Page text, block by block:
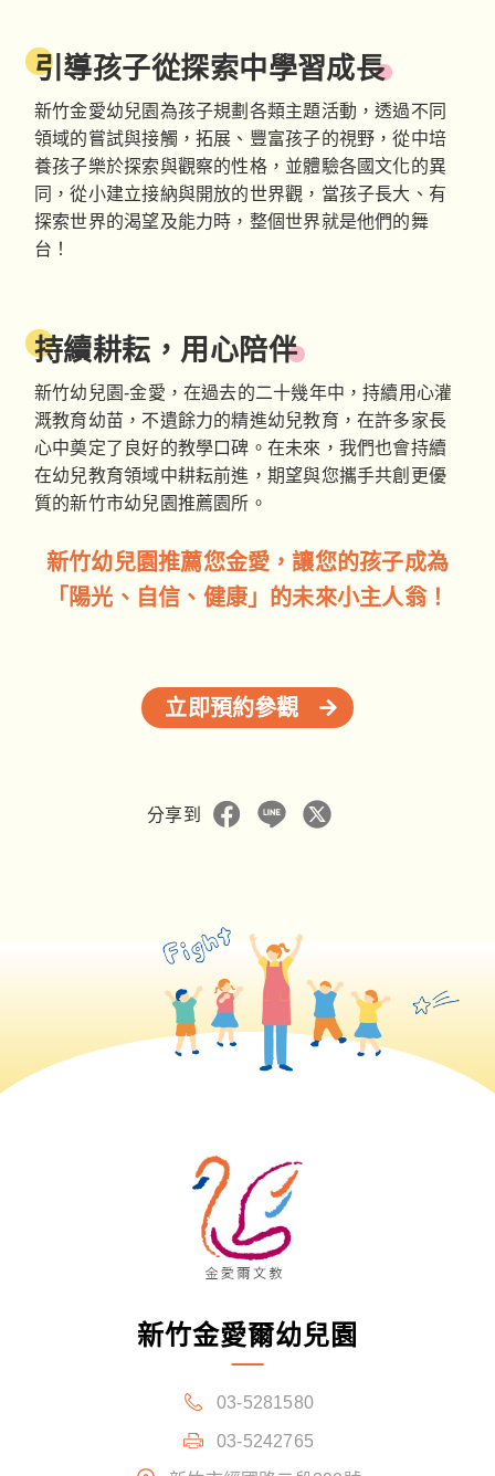
引導孩子從探索中學習成長
新竹金愛幼兒園為孩子規劃各類主題活動，透過不同
領域的嘗試與接觸，拓展、豐富孩子的視野，從中培
養孩子樂於探索與觀察的性格，並體驗各國文化的異
同，從小建立接納與開放的世界觀，當孩子長大、有
探索世界的渴望及能力時，整個世界就是他們的舞
台！
持續耕耘，用心陪伴
新竹幼兒園-金愛，在過去的二十幾年中，持續用心灌
溉教育幼苗，不遺餘力的精進幼兒教育，在許多家長
心中奠定了良好的教學口碑。在未來，我們也會持續
在幼兒教育領域中耕耘前進，期望與您攜手共創更優
質的新竹市幼兒園推薦園所。
新竹幼兒園推薦您金愛，讓您的孩子成為
「陽光、自信、健康」的未來小主人翁！
立即預約參觀
分享到
新竹金愛爾幼兒園
03-5281580
03-5242765